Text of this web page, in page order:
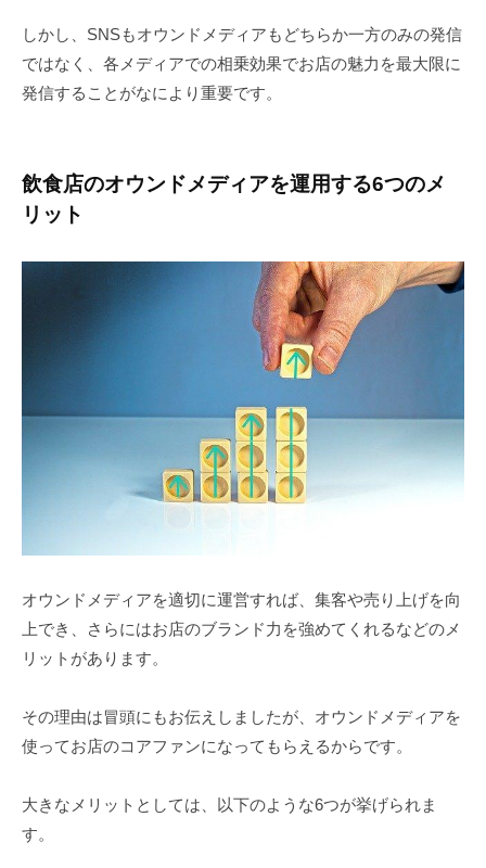
しかし、SNSもオウンドメディアもどちらか一方のみの発信
ではなく、各メディアでの相乗効果でお店の魅力を最大限に
発信することがなにより重要です。
飲食店のオウンドメディアを運用する6つのメ
リット
オウンドメディアを適切に運営すれば、集客や売り上げを向
上でき、さらにはお店のブランド力を強めてくれるなどのメ
リットがあります。
その理由は冒頭にもお伝えしましたが、オウンドメディアを
使ってお店のコアファンになってもらえるからです。
大きなメリットとしては、以下のような6つが挙げられま
す。